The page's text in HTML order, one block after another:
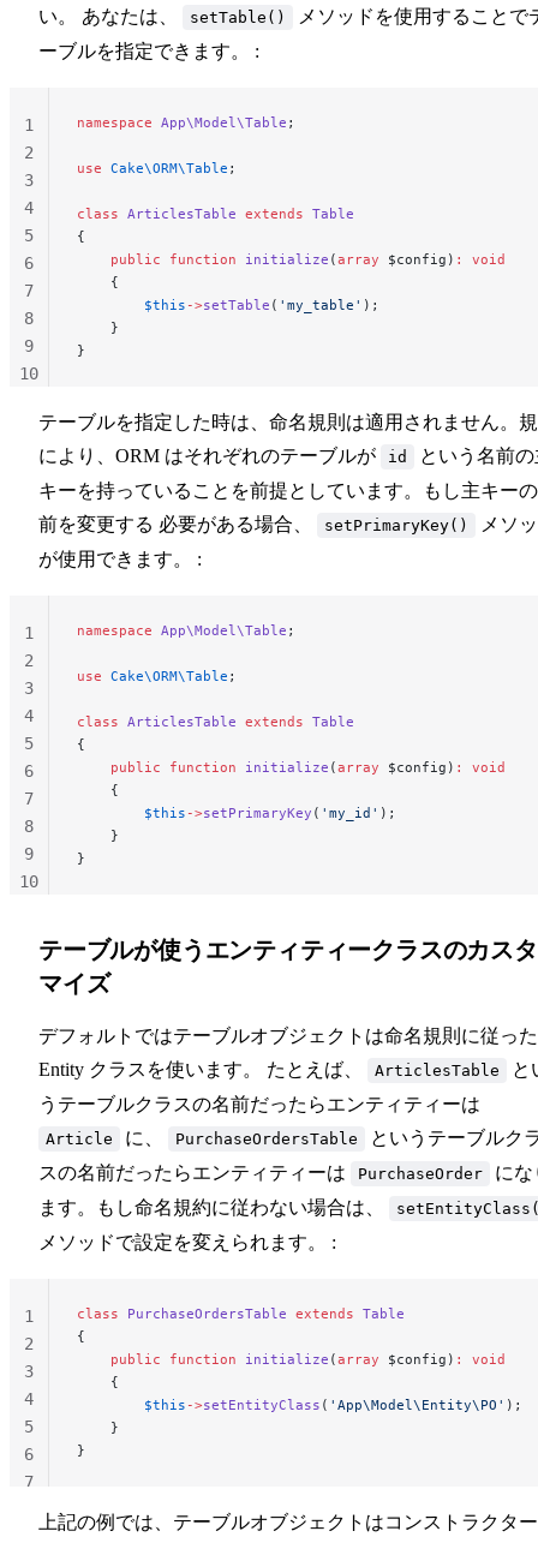
い。 あなたは、
setTable()
メソッドを使用することで
ーブルを指定できます。 :
namespace App\Model\Table ;
use Cake\ORM\Table ;
class ArticlesTable extends Table
{
    public
function initialize (array $config) :
void
    {
        $this
->setTable ( 'my_table' );
    }
}
1
2
3
4
5
6
7
8
9
10
テーブルを指定した時は、命名規則は適用されません。
により、ORM はそれぞれのテーブルが
id
という名前
キーを持っていることを前提としています。もし主キー
前を変更する 必要がある場合、
setPrimaryKey()
メソ
が使用できます。 :
namespace App\Model\Table ;
use Cake\ORM\Table ;
class ArticlesTable extends Table
{
    public
function initialize (array $config) :
void
    {
        $this
->setPrimaryKey ( 'my_id' );
    }
}
1
2
3
4
5
6
7
8
9
10
テーブルが使うエンティティークラスのカスタ
マイズ
デフォルトではテーブルオブジェクトは命名規則に従った
Entity クラスを使います。 たとえば、
ArticlesTable
と
うテーブルクラスの名前だったらエンティティーは
Article に、 PurchaseOrdersTable
というテーブルク
スの名前だったらエンティティーは
PurchaseOrder
にな
ます。もし命名規約に従わない場合は、
メソッドで設定を変えられます。 :
class PurchaseOrdersTable extends Table
{
    public
function initialize (array $config) :
void
    {
        $this
->setEntityClass ( 'App\Model\Entity\PO' );
    }
}
1
2
3
4
5
6
7
上記の例では、テーブルオブジェクトはコンストラクタ